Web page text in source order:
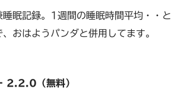
眠記録。1週間の睡眠時間平均・・と
おはようパンダと併用してます。
2.2.0（無料）